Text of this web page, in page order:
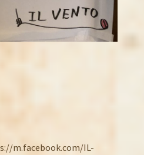
m.facebook.com/IL-